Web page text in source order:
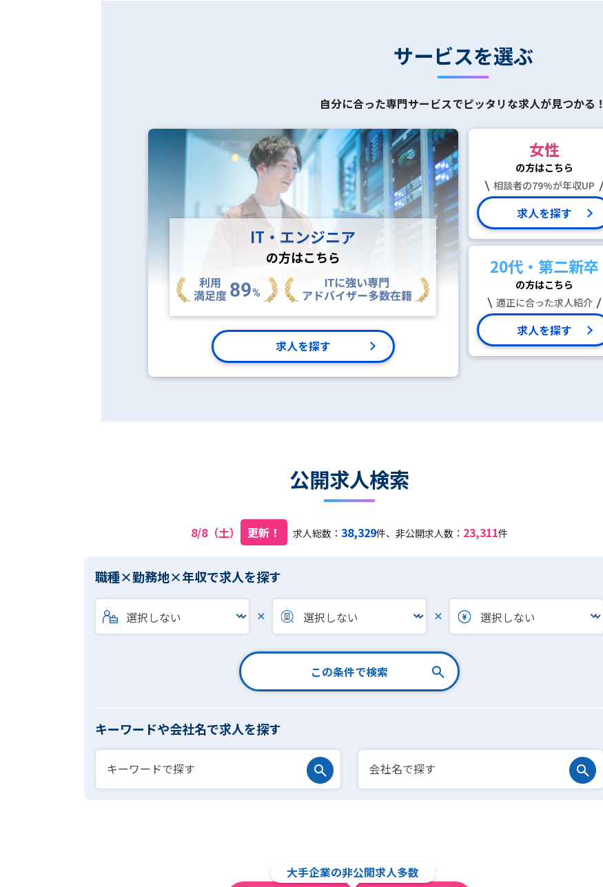
サービスを選ぶ
自分に合った専門サービスでピッタリな求人が見つかる！
IT・エンジニア
の方はこちら
求人を探す
女性
の方はこちら
相談者の79%が年収UP
求人を探す
20代・第二新卒
の方はこちら
適正に合った求人紹介
求人を探す
公開求人検索
8/8（土） 更新！ 求人総数： 38,329件、非公開求人数： 23,311件
職種×勤務地×年収で求人を探す
× ×
この条件で検索
キーワードや会社名で求人を探す
大手企業の非公開求人多数